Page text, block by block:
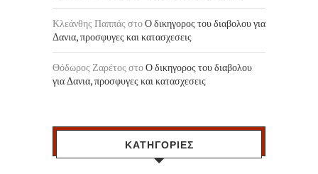
Κλεάνθης Παππάς στοΟ δικηγορος του διαβολου για
Δανια, προσφυγες και κατασχεσεις
Θόδωρος Ζαρέτος στοΟ δικηγορος του διαβολου
για Δανια, προσφυγες και κατασχεσεις
ΚΑΤΗΓΟΡΙΕΣ